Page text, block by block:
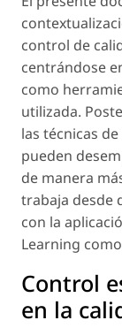
control de
centrándose
como
utilizada.
las técnicas
pueden
de manera
trabaja desde
con la
Learning
Control
en la